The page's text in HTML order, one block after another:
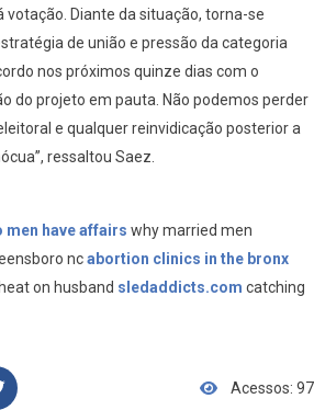
votação. Diante da situação, torna-se
de união e pressão da categoria
nos próximos quinze dias com o
do projeto em pauta. Não podemos perder
e qualquer reinvidicação posterior a
ressaltou Saez.
men have affairs why married men
ncabortion clinics in the bronx
on husband sledaddicts.com catching
Acessos: 97